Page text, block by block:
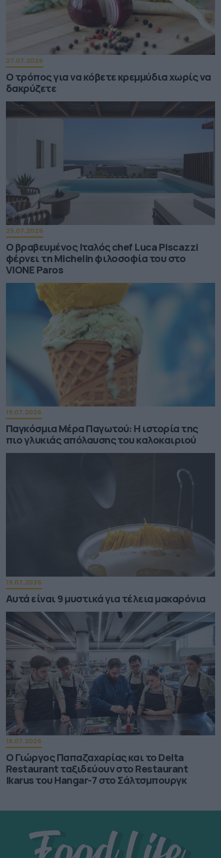
27.07.2026
Ο τρόπος για να κόβετε κρεμμύδια χωρίς να
δακρύζετε
25.07.2026
Ο βραβευμένος Ιταλός chef Luca Piscazzi
φέρνει τη Michelin φιλοσοφία του στο
VIONE Paros
19.07.2026
Παγκόσμια Μέρα Παγωτού: Η ιστορία της
πιο γλυκιάς απόλαυσης του καλοκαιριού
19.07.2026
Αυτά είναι 9 μυστικά για τέλεια μακαρόνια
18.07.2026
Ο Γιώργος Παπαζαχαρίας και το Delta
Restaurant ταξιδεύουν στο Restaurant
Ikarus του Hangar-7 στο Σάλτσμπουργκ